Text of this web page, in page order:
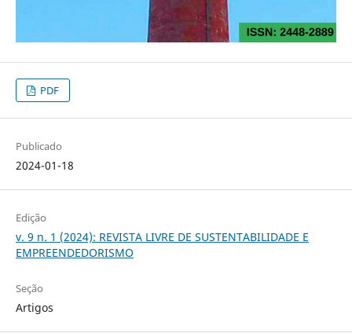
PDF
Publicado
2024-01-18
Edição
v. 9 n. 1 (2024): REVISTA LIVRE DE SUSTENTABILIDADE E
EMPREENDEDORISMO
Seção
Artigos